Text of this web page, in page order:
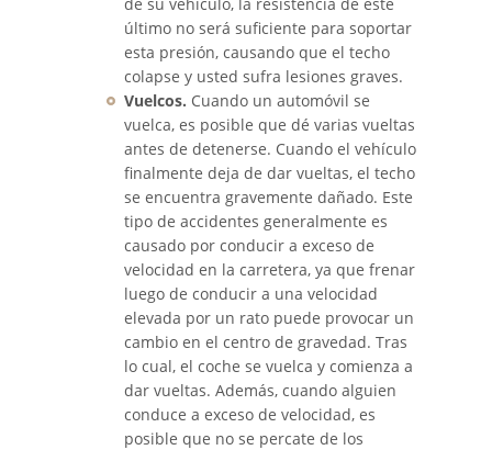
Accidente de Motocicleta
Involucrando a un Motorista
No Asegurado
Qué Hacer Después de un
Accidente de Motocicleta
Accidente de Vehículos de Carga
Accidentes Peatonales
Causas de Accidentes de
Camión
Causas de los Accidentes
Peatonales
Compañías de Seguros
último no será suficiente para soportar
esta presión, causando que el techo
colapse y usted sufra lesiones graves.
Vuelcos. Cuando un automóvil se
vuelca, es posible que dé varias vueltas
antes de detenerse. Cuando el vehículo
finalmente deja de dar vueltas, el techo
se encuentra gravemente dañado. Este
tipo de accidentes generalmente es
causado por conducir a exceso de
velocidad en la carretera, ya que frenar
luego de conducir a una velocidad
elevada por un rato puede provocar un
cambio en el centro de gravedad. Tras
lo cual, el coche se vuelca y comienza a
dar vueltas. Además, cuando alguien
conduce a exceso de velocidad, es
posible que no se percate de los